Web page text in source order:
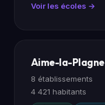
Voir les écoles →
Aime-la-Plagne
8 établissements
4 421 habitants